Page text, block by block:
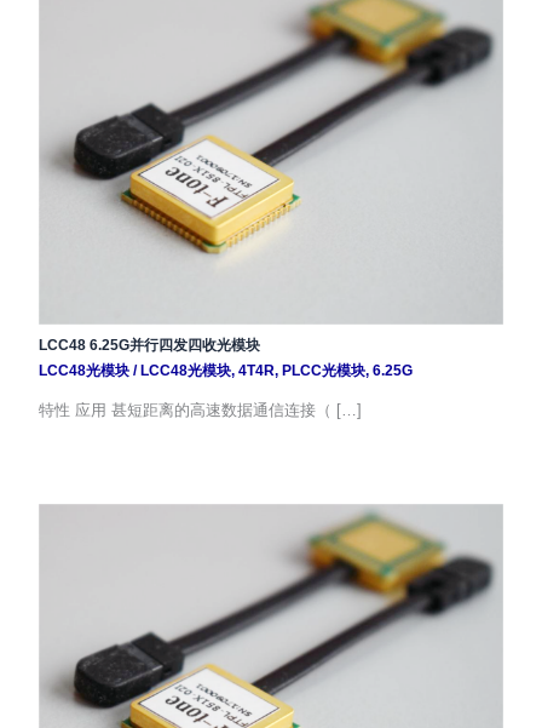
LCC48 6.25G并行四发四收光模块
LCC48光模块/ LCC48光模块, 4T4R, PLCC光模块, 6.25G
特性 应用 甚短距离的高速数据通信连接（ […]